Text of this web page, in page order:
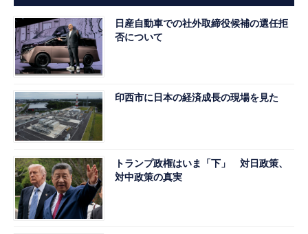
日産自動車での社外取締役候補の選任拒
否について
印西市に日本の経済成長の現場を見た
トランプ政権はいま「下」 対日政策、
対中政策の真実